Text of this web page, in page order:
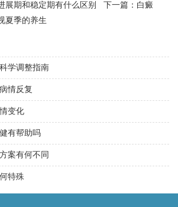
展期和稳定期有什么区别 下一篇： 白癜
夏季的养生
学调整指南
情反复
变化
有帮助吗
案有何不同
特殊